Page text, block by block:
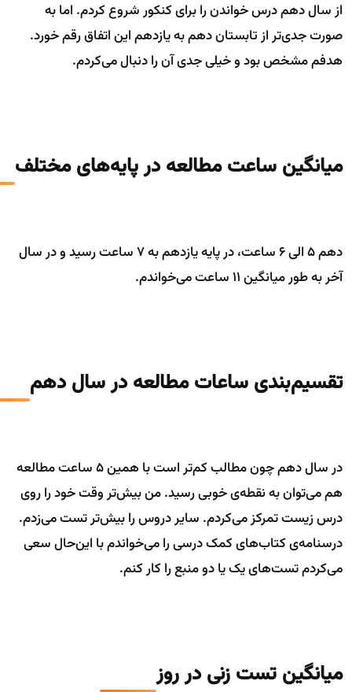
از سال دهم درس خواندن را برای کنکور شروع کردم. اما به
صورت جدی‌تر از تابستان دهم به یازدهم این اتفاق رقم خورد.
هدفم مشخص بود و خیلی جدی آن را دنبال می‌کردم.
میانگین ساعت مطالعه در پایه‌های مختلف
دهم 5 الی 6 ساعت، در پایه یازدهم به 7 ساعت رسید و در سال
آخر به طور میانگین 11 ساعت می‌خواندم.
تقسیم‌بندی ساعات مطالعه در سال دهم
در سال دهم چون مطالب کم‌تر است با همین 5 ساعت مطالعه
هم می‌توان به نقطه‌ی خوبی رسید. من بیش‌تر وقت خود را روی
درس زیست تمرکز می‌کردم. سایر دروس را بیش‌تر تست می‌زدم.
درسنامه‌ی کتاب‌های کمک درسی را می‌خواندم با این‌حال سعی
می‌کردم تست‌های یک یا دو منبع را کار کنم.
میانگین تست زنی در روز